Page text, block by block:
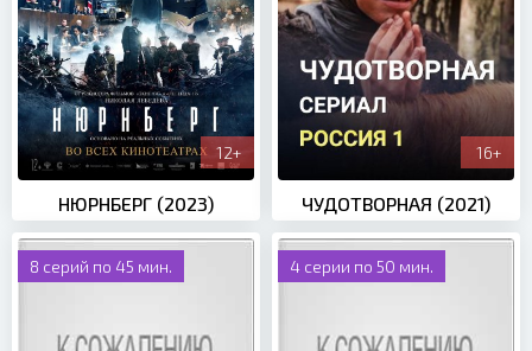
12+
НЮРНБЕРГ (2023)
16+
ЧУДОТВОРНАЯ (2021)
8 серий по 45 мин. 4 серии по 50 мин.